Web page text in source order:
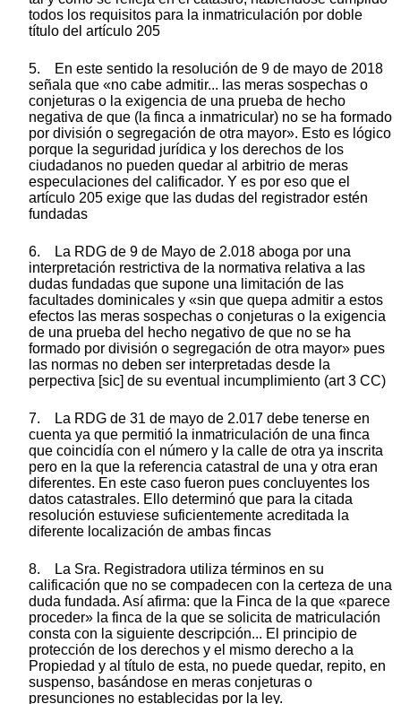
todos los requisitos para la inmatriculación por doble
título del artículo 205
5. En este sentido la resolución de 9 de mayo de 2018
señala que «no cabe admitir... las meras sospechas o
conjeturas o la exigencia de una prueba de hecho
negativa de que (la finca a inmatricular) no se ha formado
por división o segregación de otra mayor». Esto es lógico
porque la seguridad jurídica y los derechos de los
ciudadanos no pueden quedar al arbitrio de meras
especulaciones del calificador. Y es por eso que el
artículo 205 exige que las dudas del registrador estén
fundadas
6. La RDG de 9 de Mayo de 2.018 aboga por una
interpretación restrictiva de la normativa relativa a las
dudas fundadas que supone una limitación de las
facultades dominicales y «sin que quepa admitir a estos
efectos las meras sospechas o conjeturas o la exigencia
de una prueba del hecho negativo de que no se ha
formado por división o segregación de otra mayor» pues
las normas no deben ser interpretadas desde la
perpectiva [sic] de su eventual incumplimiento (art 3 CC)
7. La RDG de 31 de mayo de 2.017 debe tenerse en
cuenta ya que permitió la inmatriculación de una finca
que coincidía con el número y la calle de otra ya inscrita
pero en la que la referencia catastral de una y otra eran
diferentes. En este caso fueron pues concluyentes los
datos catastrales. Ello determinó que para la citada
resolución estuviese suficientemente acreditada la
diferente localización de ambas fincas
8. La Sra. Registradora utiliza términos en su
calificación que no se compadecen con la certeza de una
duda fundada. Así afirma: que la Finca de la que «parece
proceder» la finca de la que se solicita de matriculación
consta con la siguiente descripción... El principio de
protección de los derechos y el mismo derecho a la
Propiedad y al título de esta, no puede quedar, repito, en
suspenso, basándose en meras conjeturas o
presunciones no establecidas por la ley.